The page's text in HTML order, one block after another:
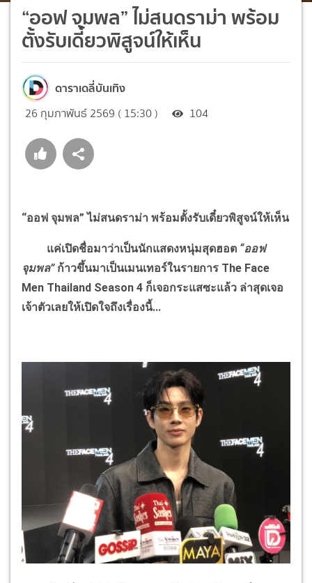
“ออฟ จุมพล” ไม่สนดราม่า พร้อม
ตั้งรับเดี๋ยวพิสูจน์ให้เห็น
ดาราเดลี่บันเทิง
26 กุมภาพันธ์ 2569 ( 15:30 ) 104
“ออฟ จุมพล” ไม่สนดราม่า พร้อมตั้งรับเดี๋ยวพิสูจน์ให้เห็น
แค่เปิดชื่อมาว่าเป็นนักแสดงหนุ่มสุดฮอต “ออฟ
จุมพล” ก้าวขึ้นมาเป็นเมนเทอร์ในรายการ The Face
Men Thailand Season 4 ก็เจอกระแสซะแล้ว ล่าสุดเจอ
เจ้าตัวเลยให้เปิดใจถึงเรื่องนี้...